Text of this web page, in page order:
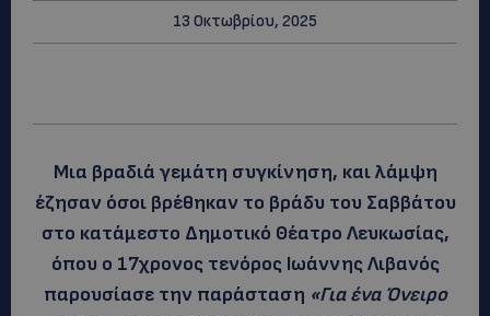
13 Οκτωβρίου, 2025
Μια βραδιά γεμάτη συγκίνηση, και λάμψη
έζησαν όσοι βρέθηκαν το βράδυ του Σαββάτου
στο κατάμεστο Δημοτικό Θέατρο Λευκωσίας,
όπου ο 17χρονος τενόρος Ιωάννης Λιβανός
παρουσίασε την παράσταση «Για ένα Όνειρο